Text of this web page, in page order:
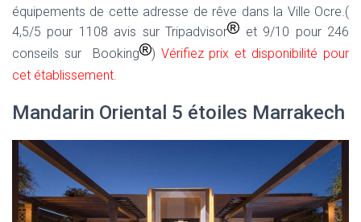
équipements de cette adresse de rêve dans la Ville Ocre.(
4,5/5 pour 1108 avis sur Tripadvisor
et 9/10 pour 246
conseils sur Booking
) Vérifiez prix et disponibilité pour
cet établissement.
Mandarin Oriental 5 étoiles Marrakech